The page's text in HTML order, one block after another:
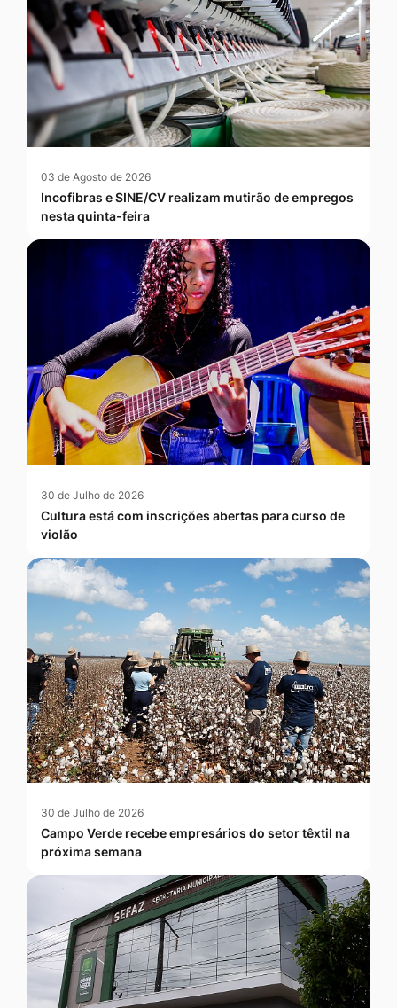
03 de Agosto de 2026
Incofibras e SINE/CV realizam mutirão de empregos
nesta quinta-feira
30 de Julho de 2026
Cultura está com inscrições abertas para curso de
violão
30 de Julho de 2026
Campo Verde recebe empresários do setor têxtil na
próxima semana